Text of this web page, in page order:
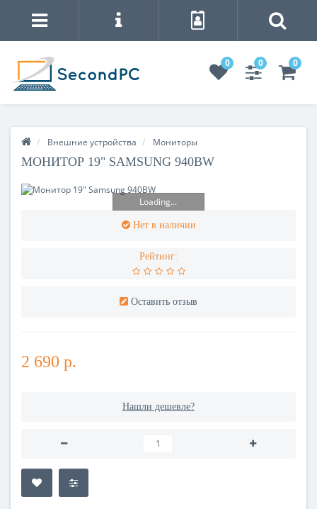
0 0 0
Внешние устройства Мониторы
МОНИТОР 19" SAMSUNG 940BW
Loading...
Нет в наличии
Рейтинг:
Оставить отзыв
2 690 р.
Нашли дешевле?